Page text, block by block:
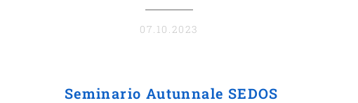
07.10.2023
Seminario Autunnale SEDOS